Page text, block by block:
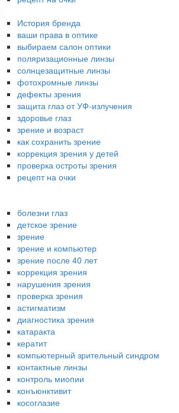
История бренда
ваши права в оптике
выбираем салон оптики
поляризационные линзы
солнцезащитные линзы
фотохромные линзы
дефекты зрения
защита глаз от УФ-излучения
здоровье глаз
зрение и возраст
как сохранить зрение
коррекция зрения у детей
проверка остроты зрения
рецепт на очки
болезни глаз
детское зрение
зрение
зрение и компьютер
зрение после 40 лет
коррекция зрения
нарушения зрения
проверка зрения
астигматизм
диагностика зрения
катаракта
кератит
компьютерный зрительный синдром
контактные линзы
контроль миопии
конъюнктивит
косоглазие